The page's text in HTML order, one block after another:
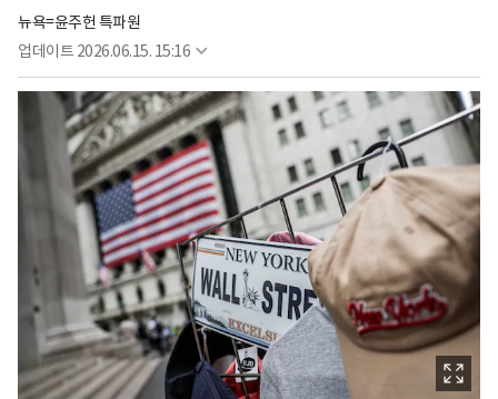
뉴욕=윤주헌 특파원
업데이트 2026.06.15. 15:16